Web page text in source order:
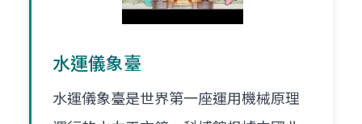
水運儀象臺
水運儀象臺是世界第一座運用機械原理